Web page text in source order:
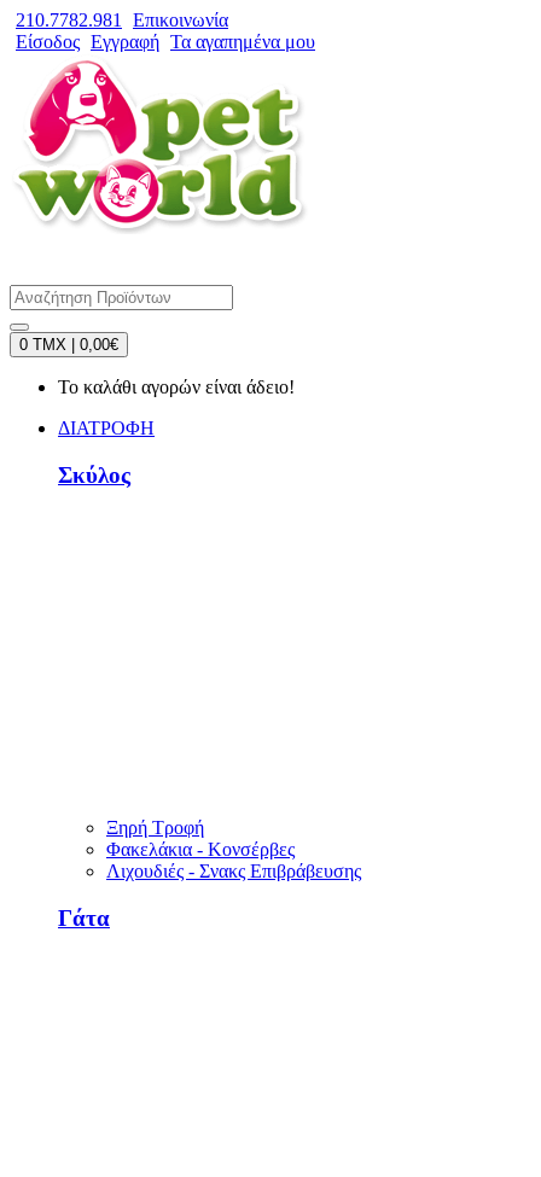
210.7782.981
Επικοινωνία
Είσοδος Εγγραφή Τα αγαπημένα μου
0 TMX | 0,00€
Το καλάθι αγορών είναι άδειο!
ΔΙΑΤΡΟΦΗ
Σκύλος
Ξηρή Τροφή
Φακελάκια - Κονσέρβες
Λιχουδιές - Σνακς Επιβράβευσης
Γάτα